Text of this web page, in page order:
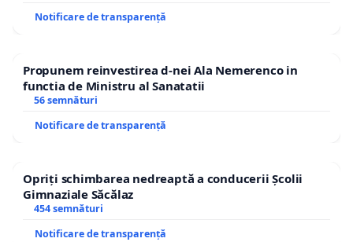
Notificare de transparență
Propunem reinvestirea d-nei Ala Nemerenco in
functia de Ministru al Sanatatii
56 semnături
Notificare de transparență
Opriți schimbarea nedreaptă a conducerii Școlii
Gimnaziale Săcălaz
454 semnături
Notificare de transparență